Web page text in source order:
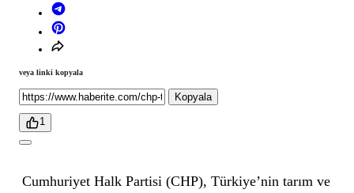
veya linki kopyala
Kopyala
1
Cumhuriyet Halk Partisi (CHP), Türkiye’nin tarım ve